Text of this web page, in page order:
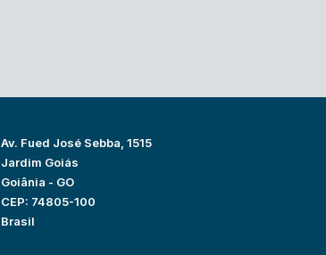
Av. Fued José Sebba, 1515
Jardim Goiás
Goiânia - GO
CEP: 74805-100
Brasil